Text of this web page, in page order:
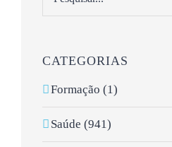
CATEGORIAS
Formação (1)
Saúde (941)